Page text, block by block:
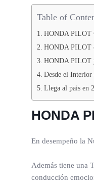
Table of
HONDA PILOT
HONDA PILOT
HONDA PILOT
Desde el Interior
Llega al pais en
HONDA
En desempeño la
Además tiene una
conducción